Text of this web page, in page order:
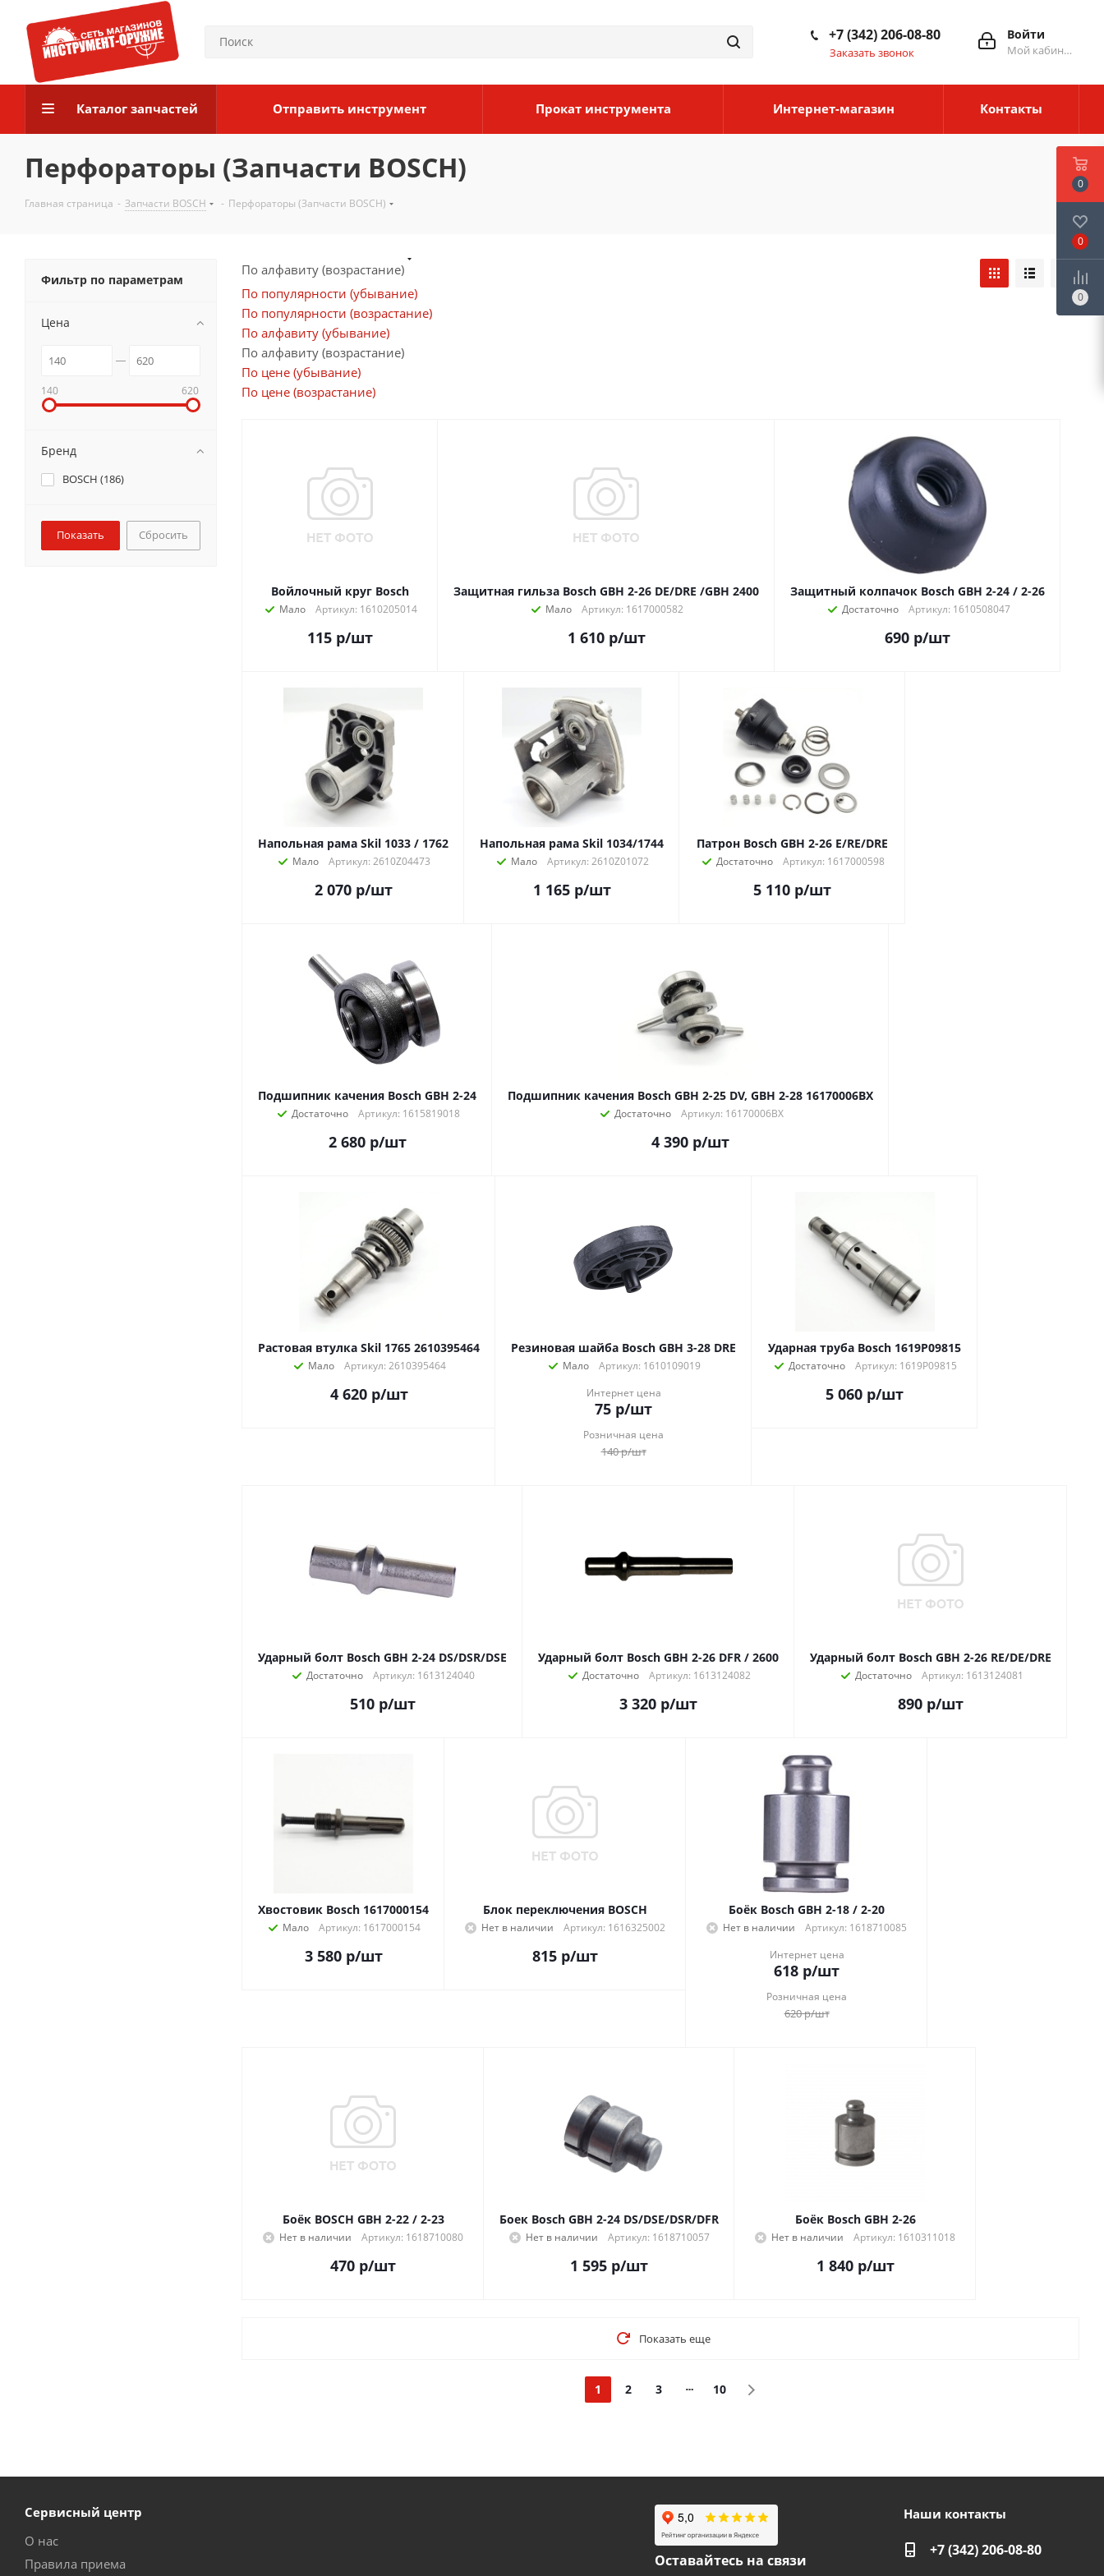
Войти
Мой кабинет
+7 (342) 206-08-80
Заказать звонок
Каталог запчастей Отправить инструмент Прокат инструмента Интернет-магазин Контакты
Перфораторы (Запчасти BOSCH)
Главная страница - Запчасти BOSCH - Перфораторы (Запчасти BOSCH)
По алфавиту (возрастание)
По популярности (убывание)
По популярности (возрастание)
По алфавиту (убывание)
По алфавиту (возрастание)
По цене (убывание)
По цене (возрастание)
Войлочный круг Bosch
Мало Артикул: 1610205014
115 р/шт
Защитная гильза Bosch GBH 2-26 DE/DRE /GBH 2400
Мало Артикул: 1617000582
1 610р/шт
Защитный колпачок Bosch GBH 2-24 / 2-26
Достаточно Артикул: 1610508047
690 р/шт
Напольная рама Skil 1033 / 1762
Мало Артикул: 2610Z04473
2 070р/шт
Напольная рама Skil 1034/1744
Мало Артикул: 2610Z01072
1 165р/шт
Патрон Bosch GBH 2-26 E/RE/DRE
Достаточно Артикул: 1617000598
5 110 р/шт
Подшипник качения Bosch GBH 2-24
Достаточно Артикул: 1615819018
2 680р/шт
Подшипник качения Bosch GBH 2-25 DV, GBH 2-28 16170006BX
Достаточно Артикул: 16170006BX
4 390 р/шт
Растовая втулка Skil 1765 2610395464
Мало Артикул: 2610395464
4 620р/шт
Резиновая шайба Bosch GBH 3-28 DRE
Мало
Артикул: 1610109019
Интернет цена
75 р/шт
Розничная цена
140р/шт
Ударная труба Bosch 1619P09815
Достаточно Артикул: 1619P09815
5 060 р/шт
Ударный болт Bosch GBH 2-24 DS/DSR/DSE
Достаточно Артикул: 1613124040
510р/шт
Ударный болт Bosch GBH 2-26 DFR / 2600
Достаточно Артикул: 1613124082
3 320 р/шт
Ударный болт Bosch GBH 2-26 RE/DE/DRE
Достаточно Артикул: 1613124081
890 р/шт
Хвостовик Bosch 1617000154
Мало Артикул: 1617000154
3 580р/шт
Блок переключения BOSCH
Нет в наличии Артикул: 1616325002
815 р/шт
Боёк Bosch GBH 2-18 / 2-20
Нет в наличии
Артикул: 1618710085
Интернет цена
618 р/шт
Розничная цена
620р/шт
Боёк BOSCH GBH 2-22 / 2-23
Нет в наличии Артикул: 1618710080
470 р/шт
Боек Bosch GBH 2-24 DS/DSE/DSR/DFR
Нет в наличии Артикул: 1618710057
1 595 р/шт
Боёк Bosch GBH 2-26
Нет в наличии Артикул: 1610311018
1 840р/шт
Показать еще
1 2 3 10
Фильтр по параметрам
Цена
140 620
Бренд
BOSCH (186)
Сбросить
Сервисный центр
О нас
Правила приема
Оставайтесь на связи
Наши контакты
+7 (342) 206-08-80
0
0
0